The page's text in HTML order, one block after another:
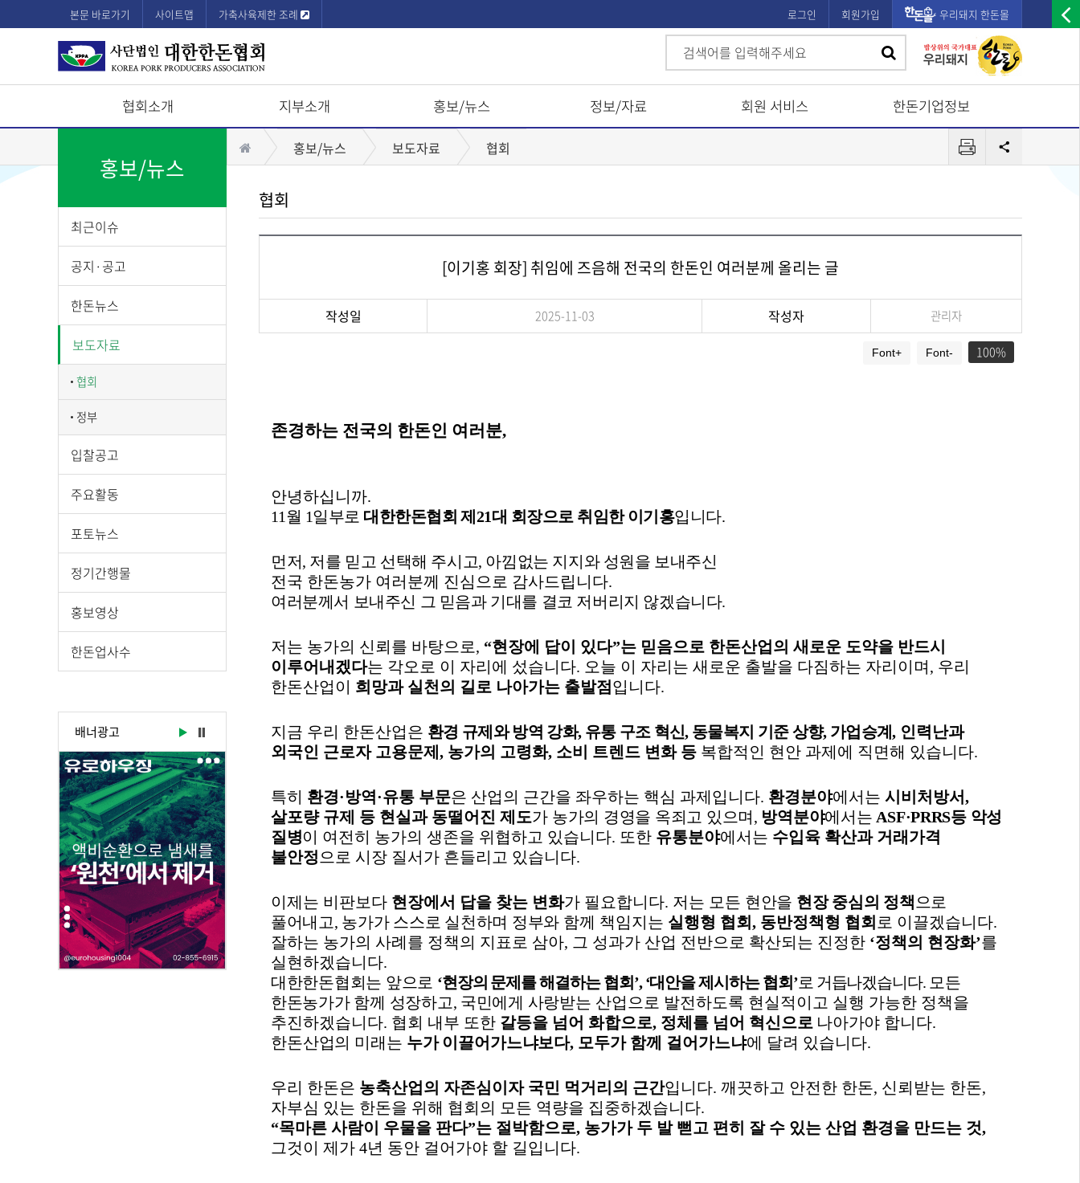
본문 바로가기 사이트맵 가축사육제한 조례 로그인 회원가입 우리돼지 한돈몰
우
광
배
너
색
협회소개 지부소개 홍보/뉴스 정보/자료 회원 서비스 한돈기업정보
단
바
일
메
뉴
홍보/뉴스 보도자료 협회
프
린
공
유
홍보/뉴스
최근이슈
공지·공고
한돈뉴스
보도자료
협회
정부
입찰공고
주요활동
포토뉴스
정기간행물
홍보영상
한돈업사수
배너광고
협회
[이기홍 회장] 취임에 즈음해 전국의 한돈인 여러분께 올리는 글
작성일 2025-11-03 작성자 관리자
100
Font+ Font-
존경하는 전국의 한돈인 여러분,
안녕하십니까.
11월 1일부로 대한한돈협회 제 21대 회장으로 취임한 이기홍입니다.
먼저, 저를 믿고 선택해 주시고, 아낌없는 지지와 성원을 보내주신
전국 한돈농가 여러분께 진심으로 감사드립니다.
여러분께서 보내주신 그 믿음과 기대를 결코 저버리지 않겠습니다.
저는 농가의 신뢰를 바탕으로, “현장에 답이 있다”는 믿음으로 한돈산업의 새로운 도약을 반드시
이루어내겠다는 각오로 이 자리에 섰습니다. 오늘 이 자리는 새로운 출발을 다짐하는 자리이며 , 우리
한돈산업이 희망과 실천의 길로 나아가는 출발점입니다.
지금 우리 한돈산업은 환경 규제와 방역 강화, 유통 구조 혁신, 동물복지 기준 상향, 가업승계, 인력난과
외국인 근로자 고용문제 , 농가의 고령화, 소비 트렌드 변화 등 복합적인 현안 과제에 직면해 있습니다.
특히 환경·방역·유통 부문은 산업의 근간을 좌우하는 핵심 과제입니다. 환경분야에서는 시비처방서,
살포량 규제 등 현실과 동떨어진 제도가 농가의 경영을 옥죄고 있으며 , 방역분야에서는 ASF·PRRS등 악성
질병이 여전히 농가의 생존을 위협하고 있습니다. 또한 유통분야에서는 수입육 확산과 거래가격
불안정 으로 시장 질서가 흔들리고 있습니다.
이제는 비판보다 현장에서 답을 찾는 변화가 필요합니다. 저는 모든 현안을 현장 중심의 정책 으로
풀어내고, 농가가 스스로 실천하며 정부와 함께 책임지는 실행형 협회, 동반정책형 협회 로 이끌겠습니다.
잘하는 농가의 사례를 정책의 지표로 삼아, 그 성과가 산업 전반으로 확산되는 진정한 ‘정책의 현장화’를
실현하겠습니다.
대한한돈협회는 앞으로 ‘현장의 문제를 해결하는 협회’, ‘대안을 제시하는 협회’로 거듭나겠습니다. 모든
한돈농가가 함께 성장하고, 국민에게 사랑받는 산업으로 발전하도록 현실적이고 실행 가능한 정책을
추진하겠습니다. 협회 내부 또한 갈등을 넘어 화합으로, 정체를 넘어 혁신으로 나아가야 합니다.
한돈산업의 미래는 누가 이끌어가느냐보다, 모두가 함께 걸어가느냐에 달려 있습니다.
우리 한돈은 농축산업의 자존심이자 국민 먹거리의 근간입니다. 깨끗하고 안전한 한돈, 신뢰받는 한돈,
자부심 있는 한돈을 위해 협회의 모든 역량을 집중하겠습니다.
“목마른 사람이 우물을 판다”는 절박함으로, 농가가 두 발 뻗고 편히 잘 수 있는 산업 환경을 만드는 것,
그것이 제가 4년 동안 걸어가야 할 길입니다.